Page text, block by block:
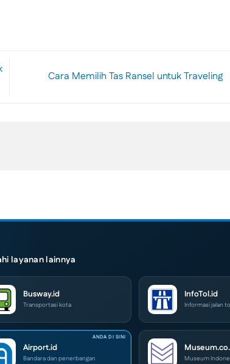
Cara Memilih Tas Ransel untuk Traveling
layanan lainnya
Busway.id
Transportasi kota
InfoTol.id
Informasi jalan
Airport.id
Bandara dan penerbangan Museum